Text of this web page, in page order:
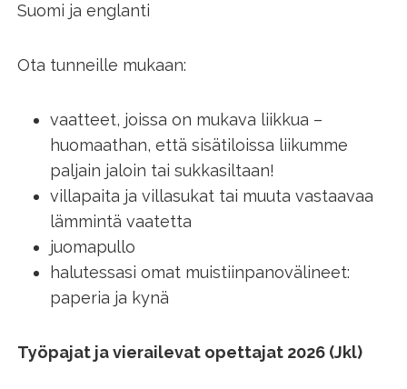
Suomi ja englanti
Ota tunneille mukaan:
vaatteet, joissa on mukava liikkua –
huomaathan, että sisätiloissa liikumme
paljain jaloin tai sukkasiltaan!
villapaita ja villasukat tai muuta vastaavaa
lämmintä vaatetta
juomapullo
halutessasi omat muistiinpanovälineet:
paperia ja kynä
Työpajat ja vierailevat opettajat 2026 (Jkl)